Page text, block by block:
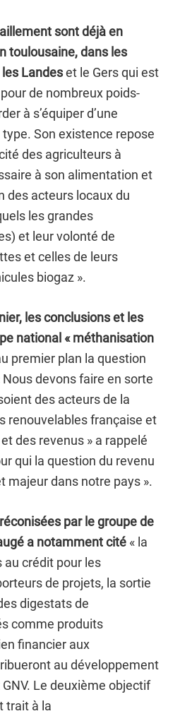
sont déjà en
toulousaine, dans les
Landeset le Gers qui est
de nombreux poids-
à s’équiper d’une
Son existence repose
des agriculteurs à
à son alimentation et
des acteurs locaux du
les grandes
et leur volonté de
et celles de leurs
biogaz ».
les conclusions et les
national « méthanisation
premier plan la question
devons faire en sorte
des acteurs de la
renouvelables française et
des revenus » a rappelé
qui la question du revenu
majeur dans notre pays ».
par le groupe de
a notamment cité « la
au crédit pour les
de projets, la sortie
digestats de
comme produits
financier aux
au développement
Le deuxième objectif
trait à la